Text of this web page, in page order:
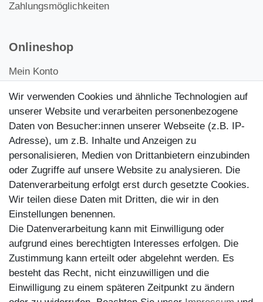
Zahlungsmöglichkeiten
Onlineshop
Mein Konto
Kontakt
Kundenretouren
Reparaturservice
Zahlungsarten
Wir verwenden Cookies und ähnliche Technologien auf
unserer Website und verarbeiten personenbezogene
Daten von Besucher:innen unserer Webseite (z.B. IP-
Adresse), um z.B. Inhalte und Anzeigen zu
personalisieren, Medien von Drittanbietern einzubinden
oder Zugriffe auf unsere Website zu analysieren. Die
Datenverarbeitung erfolgt erst durch gesetzte Cookies.
Wir teilen diese Daten mit Dritten, die wir in den
Einstellungen benennen.
Die Datenverarbeitung kann mit Einwilligung oder
aufgrund eines berechtigten Interesses erfolgen. Die
Zustimmung kann erteilt oder abgelehnt werden. Es
besteht das Recht, nicht einzuwilligen und die
Einwilligung zu einem späteren Zeitpunkt zu ändern